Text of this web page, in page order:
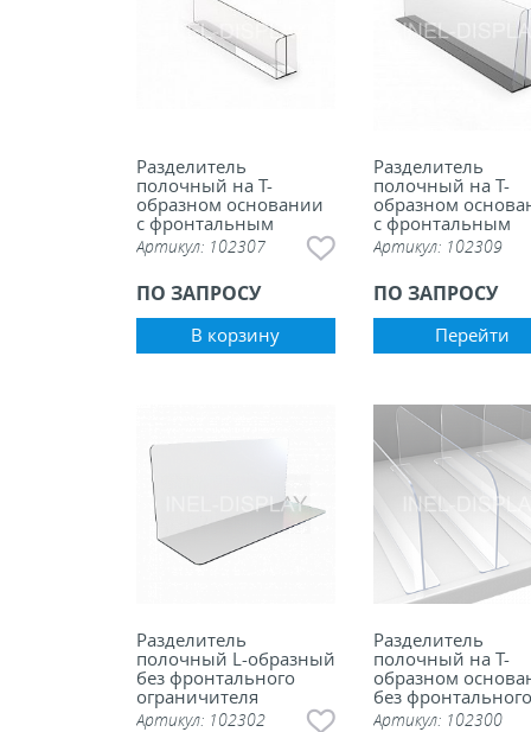
Разделитель
полочный на Т-
образном основании
с фронтальным
ограничителем, 100
мм
Артикул: 102307
ПО ЗАПРОСУ
В корзину
Разделитель
полочный на Т-
образном
с фронтальным
ограничителем
основании
Артикул: 102309
ПО ЗАПРОСУ
Перейти
Разделитель
полочный L-образный
без фронтального
ограничителя
Артикул: 102302
Разделитель
полочный на Т-
образном
без фронтального
ограничителя
Артикул: 102300